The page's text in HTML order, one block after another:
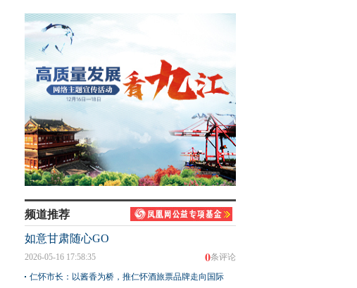
银韵簪花 三代薪火
频道推荐
如意甘肃随心GO
0条评论
2026-05-16 17:58:35
仁怀市长：以酱香为桥，推仁怀酒旅票品牌走向国际